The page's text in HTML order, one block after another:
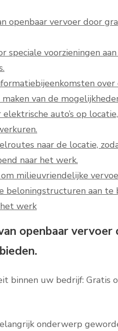
openbaar vervoer door
speciale voorzieningen
van de
auto’s op
naar de locatie,
naar het werk.
milieuvriendelijke
beloningstructuren aan te
werk
openbaar
binnen uw bedrijf: Gratis
onderwerp